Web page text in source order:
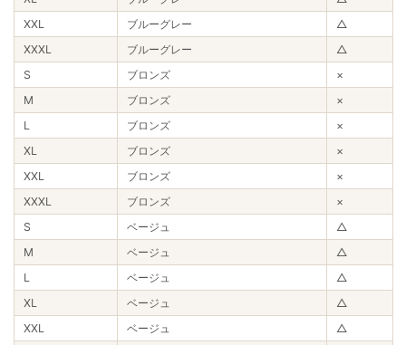
XXL
ブルーグレー
△
XXXL
ブルーグレー
△
S
ブロンズ
×
M
ブロンズ
×
L
ブロンズ
×
XL
ブロンズ
×
XXL
ブロンズ
×
XXXL
ブロンズ
×
S
ベージュ
△
M
ベージュ
△
L
ベージュ
△
XL
ベージュ
△
XXL
ベージュ
△